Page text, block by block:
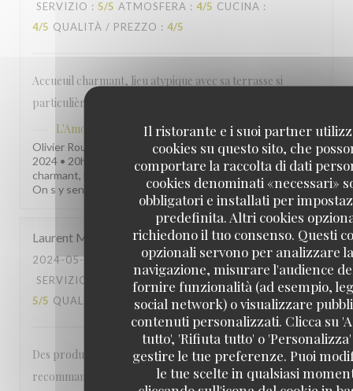
Il ristorante e i suoi partner
cookies su questo sito, che
comportare la raccolta di dati
cookies denominati «necessari»
obbligatori e installati per
predefinita. Altri cookies
richiedono il tuo consenso. Questi
opzionali servono per analizzare
navigazione, misurare l'audience
fornire funzionalità (ad esempio,
social network) o visualizzare
contenuti personalizzati. Clicca su
tutto', 'Rifiuta tutto' o
gestire le tue preferenze. Puoi
le tue scelte in qualsiasi
SERVIZIO : 5/5 ATMOSFERA : 4/5 CUCINA :
4/5 QUALITÀ / PREZZO : 4/5
Accueuil charmant, lieu atypique avec sa terrasse si
particulière ! On s y sent bien !!
L'Amourette
ha risposto a questa recensione
Olivier Rousseau Publié le 30 mai 2024 - Repas du 30 mai
2024 • 20h15 • 3 pax • Tables 26 AVIS PUBLIC Accueuil
charmant, lieu atypique avec sa terrasse si particulière !
On s y sent bien !! 4 etoiles sur 5
Laurent M
2024-05-30
- 12:15 - OSPITI 3
SERVIZIO
ATMOSFERA /5 CUCINA
5/5 QUALITÀ / PREZZO: 4/5
Des produits frais de qualité et bien cuisinés. Je
recommande